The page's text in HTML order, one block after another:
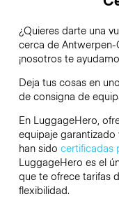
¿Quieres darte una
cerca de
¡nosotros te
Deja tus cosas en
de consigna de
En LuggageHero,
equipaje
han sido certificadas
LuggageHero es el
que te ofrece tarifas
flexibilidad.